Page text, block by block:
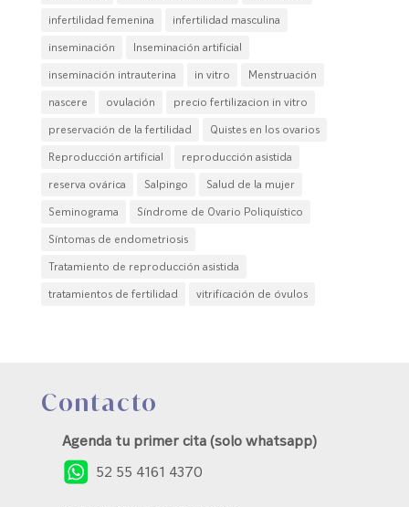
infertilidad femenina
infertilidad masculina
inseminación
Inseminación artificial
inseminación intrauterina
in vitro
Menstruación
nascere
ovulación
precio fertilizacion in vitro
preservación de la fertilidad
Quistes en los ovarios
Reproducción artificial
reproducción asistida
reserva ovárica
Salpingo
Salud de la mujer
Seminograma
Síndrome de Ovario Poliquístico
Síntomas de endometriosis
Tratamiento de reproducción asistida
tratamientos de fertilidad
vitrificación de óvulos
Contacto
Agenda tu primer cita (solo whatsapp)
52 55 4161 4370